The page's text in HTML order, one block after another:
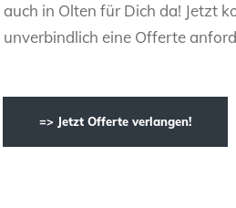
auch in Olten für Dich da! Jetzt
unverbindlich eine Offerte
=> Jetzt Offerte verlangen!